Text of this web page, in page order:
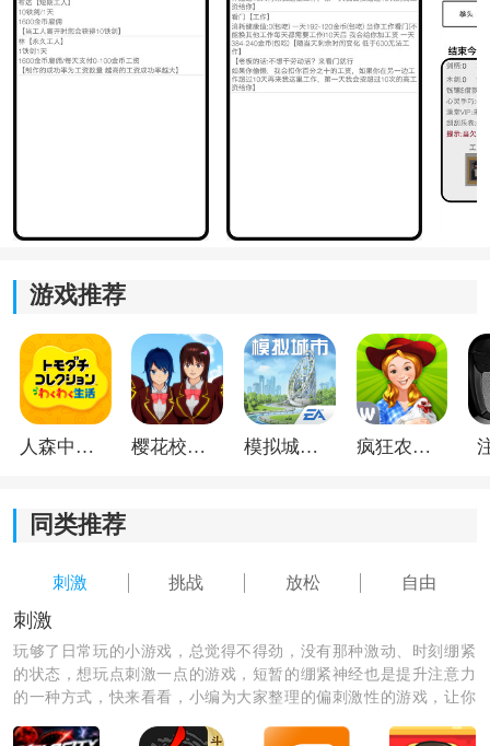
无二的强大武器。
*通过文字展现游戏剧情，增加了玩家的参与感和沉浸
*面对强大的黑暗势力和竞争对手，玩家需要运用自己的
声誉。
游戏推荐
人森中文版 樱花校园模拟器1.048.00中文版 模拟城市我是巿长联机版 疯狂农场3美国派19
同类推荐
刺激 挑战 放松 自由
刺激
玩够了日常玩的小游戏，总觉得不得劲，没有那种激动、时刻绷紧
的状态，想玩点刺激一点的游戏，短暂的绷紧神经也是提升注意力
的一种方式，快来看看，小编为大家整理的偏刺激性的游戏，让你